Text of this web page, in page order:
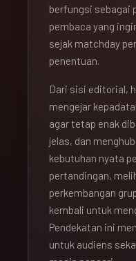
berfungsi sebagai
pembaca yang
sejak matchday
penentuan.
Dari sisi editorial,
mengejar
agar tetap enak
jelas, dan
kebutuhan nyata
pertandingan,
perkembangan
kembali untuk
Pendekatan ini
untuk audiens